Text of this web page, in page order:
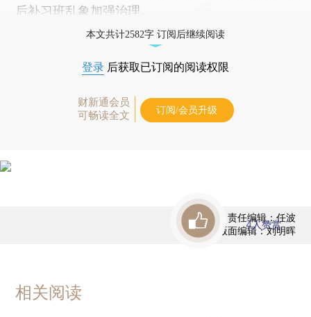
后补习班乱象加强治理。
本文共计2582字 订阅后继续阅读
登录 后获取已订阅的阅读权限
财新通会员
可畅读全文
订阅/会员升级
责任编辑：任波
版面编辑：刘明晖
4人赞赏
相关阅读